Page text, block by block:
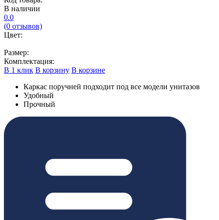
В наличии
0.0
(0 отзывов)
Цвет:
Размер:
Комплектация:
В 1 клик В корзину В корзине
Каркас поручней подходит под все модели унитазов
Удобный
Прочный